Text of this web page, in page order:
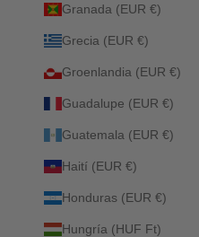
Granada (EUR €)
Grecia (EUR €)
Groenlandia (EUR €)
Guadalupe (EUR €)
Guatemala (EUR €)
Haití (EUR €)
Honduras (EUR €)
Hungría (HUF Ft)